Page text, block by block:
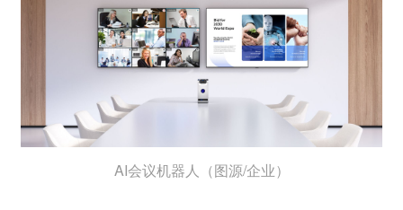
AI会议机器人（图源/企业）